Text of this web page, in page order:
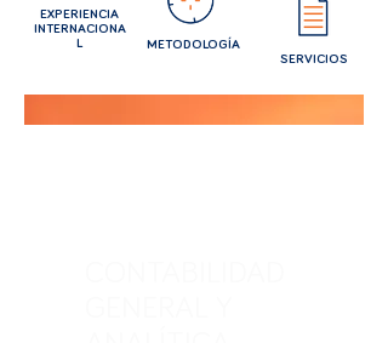
EXPERIENCIA
INTERNACIONA
L
METODOLOGÍA
SERVICIOS